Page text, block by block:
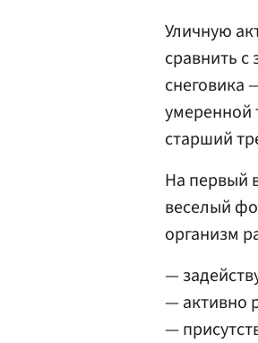
Уличную
сравнить
снеговика
умеренной
старший
На первый
веселый
организм
—
— активно
—